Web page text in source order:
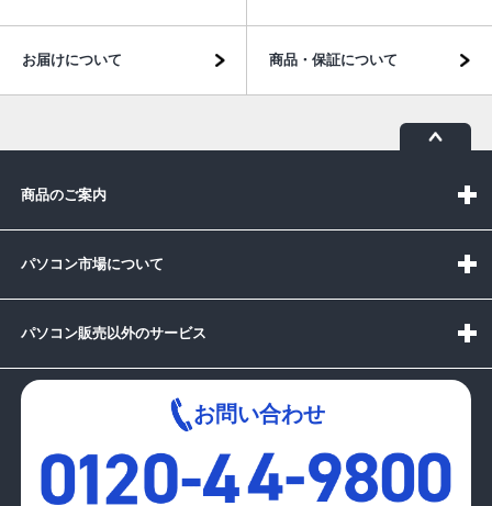
お届けについて 商品・保証について
商品のご案内
パソコン市場について
パソコン販売以外のサービス
お問い合わせ